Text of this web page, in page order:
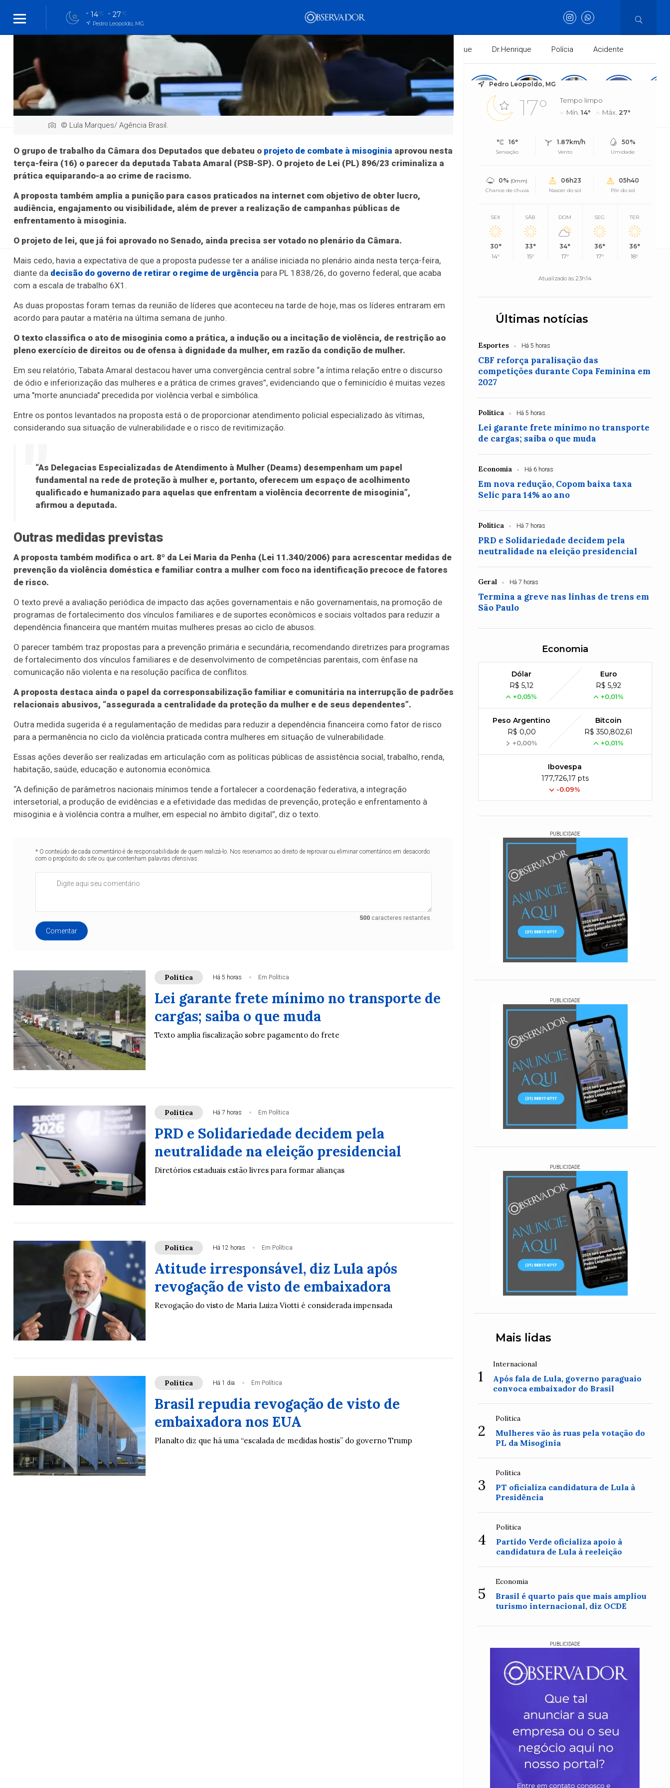
14°C 27°C
Pedro Leopoldo, MG
Entretenimento Economia Dr.Henrique Dr.Henrique Polícia Acidente
Esportes Política Economia Política Geral Justiça Coluna MG Geral Justiça Internacional Internacional Política
Proposta que criminaliza misoginia avança na Câmara
dos Deputados
© Lula Marques/ Agência Brasil.
O grupo de trabalho da Câmara dos Deputados que debateu o projeto de combate à misoginia aprovou nesta
terça-feira (16) o parecer da deputada Tabata Amaral (PSB-SP). O projeto de Lei (PL) 896/23 criminaliza a
prática equiparando-a ao crime de racismo.
A proposta também amplia a punição para casos praticados na internet com objetivo de obter lucro,
audiência, engajamento ou visibilidade, além de prever a realização de campanhas públicas de
enfrentamento à misoginia.
O projeto de lei, que já foi aprovado no Senado, ainda precisa ser votado no plenário da Câmara.
Mais cedo, havia a expectativa de que a proposta pudesse ter a análise iniciada no plenário ainda nesta terça-feira,
diante da decisão do governo de retirar o regime de urgência para PL 1838/26, do governo federal, que acaba
com a escala de trabalho 6X1.
As duas propostas foram temas da reunião de líderes que aconteceu na tarde de hoje, mas os líderes entraram em
acordo para pautar a matéria na última semana de junho.
O texto classifica o ato de misoginia como a prática, a indução ou a incitação de violência, de restrição ao
pleno exercício de direitos ou de ofensa à dignidade da mulher, em razão da condição de mulher.
Em seu relatório, Tabata Amaral destacou haver uma convergência central sobre “a íntima relação entre o discurso
de ódio e inferiorização das mulheres e a prática de crimes graves”, evidenciando que o feminicídio é muitas vezes
uma "morte anunciada" precedida por violência verbal e simbólica.
Entre os pontos levantados na proposta está o de proporcionar atendimento policial especializado às vítimas,
considerando sua situação de vulnerabilidade e o risco de revitimização.
“As Delegacias Especializadas de Atendimento à Mulher (Deams) desempenham um papel
fundamental na rede de proteção à mulher e, portanto, oferecem um espaço de acolhimento
qualificado e humanizado para aquelas que enfrentam a violência decorrente de misoginia”,
afirmou a deputada.
Outras medidas previstas
A proposta também modifica o art. 8º da Lei Maria da Penha (Lei 11.340/2006) para acrescentar medidas de
prevenção da violência doméstica e familiar contra a mulher com foco na identificação precoce de fatores
de risco.
O texto prevê a avaliação periódica de impacto das ações governamentais e não governamentais, na promoção de
programas de fortalecimento dos vínculos familiares e de suportes econômicos e sociais voltados para reduzir a
dependência financeira que mantém muitas mulheres presas ao ciclo de abusos.
O parecer também traz propostas para a prevenção primária e secundária, recomendando diretrizes para programas
de fortalecimento dos vínculos familiares e de desenvolvimento de competências parentais, com ênfase na
comunicação não violenta e na resolução pacífica de conflitos.
A proposta destaca ainda o papel da corresponsabilização familiar e comunitária na interrupção de padrões
relacionais abusivos, “assegurada a centralidade da proteção da mulher e de seus dependentes”.
Outra medida sugerida é a regulamentação de medidas para reduzir a dependência financeira como fator de risco
para a permanência no ciclo da violência praticada contra mulheres em situação de vulnerabilidade.
Essas ações deverão ser realizadas em articulação com as políticas públicas de assistência social, trabalho, renda,
habitação, saúde, educação e autonomia econômica.
“A definição de parâmetros nacionais mínimos tende a fortalecer a coordenação federativa, a integração
intersetorial, a produção de evidências e a efetividade das medidas de prevenção, proteção e enfrentamento à
misoginia e à violência contra a mulher, em especial no âmbito digital”, diz o texto.
* O conteúdo de cada comentário é de responsabilidade de quem realizá-lo. Nos reservamos ao direito de reprovar ou eliminar comentários em desacordo
com o propósito do site ou que contenham palavras ofensivas.
500caracteres restantes.
Comentar
Política Há 5 horas Em Política
Lei garante frete mínimo no transporte de
cargas; saiba o que muda
Texto amplia fiscalização sobre pagamento do frete
Política Há 7 horas Em Política
PRD e Solidariedade decidem pela
neutralidade na eleição presidencial
Diretórios estaduais estão livres para formar alianças
Política Há 12 horas Em Política
Atitude irresponsável, diz Lula após
revogação de visto de embaixadora
Revogação do visto de Maria Luiza Viotti é considerada impensada
Política Há 1 dia Em Política
Brasil repudia revogação de visto de
embaixadora nos EUA
Planalto diz que há uma “escalada de medidas hostis” do governo Trump
Pedro Leopoldo, MG
17°
Tempo limpo
Mín.14° Máx. 27°
16°
Sensação
1.87km/h
Vento
50%
Umidade
0% (0mm)
Chance de chuva
06h23
Nascer do sol
05h40
Pôr do sol
SEX
30°
14°
SÁB
33°
15°
DOM
34°
17°
SEG
36°
17°
TER
36°
18°
Atualizado às 23h14
Últimas notícias
Esportes Há 5 horas
CBF reforça paralisação das
competições durante Copa Feminina em
2027
Política Há 5 horas
Lei garante frete mínimo no transporte
de cargas; saiba o que muda
Economia Há 6 horas
Em nova redução, Copom baixa taxa
Selic para 14% ao ano
Política Há 7 horas
PRD e Solidariedade decidem pela
neutralidade na eleição presidencial
Geral Há 7 horas
Termina a greve nas linhas de trens em
São Paulo
Economia
Dólar
R$ 5,12
+0,05%
Euro
R$ 5,92
+0,01%
Peso Argentino
R$ 0,00
+0,00%
Bitcoin
R$ 350,802,61
+0,01%
Ibovespa
177,726,17 pts
-0.09%
PUBLICIDADE
PUBLICIDADE
PUBLICIDADE
Mais lidas
1
Internacional
Após fala de Lula, governo paraguaio
convoca embaixador do Brasil
2
Política
Mulheres vão às ruas pela votação do
PL da Misoginia
3
Política
PT oficializa candidatura de Lula à
Presidência
4
Política
Partido Verde oficializa apoio à
candidatura de Lula à reeleição
5
Economia
Brasil é quarto país que mais ampliou
turismo internacional, diz OCDE
PUBLICIDADE